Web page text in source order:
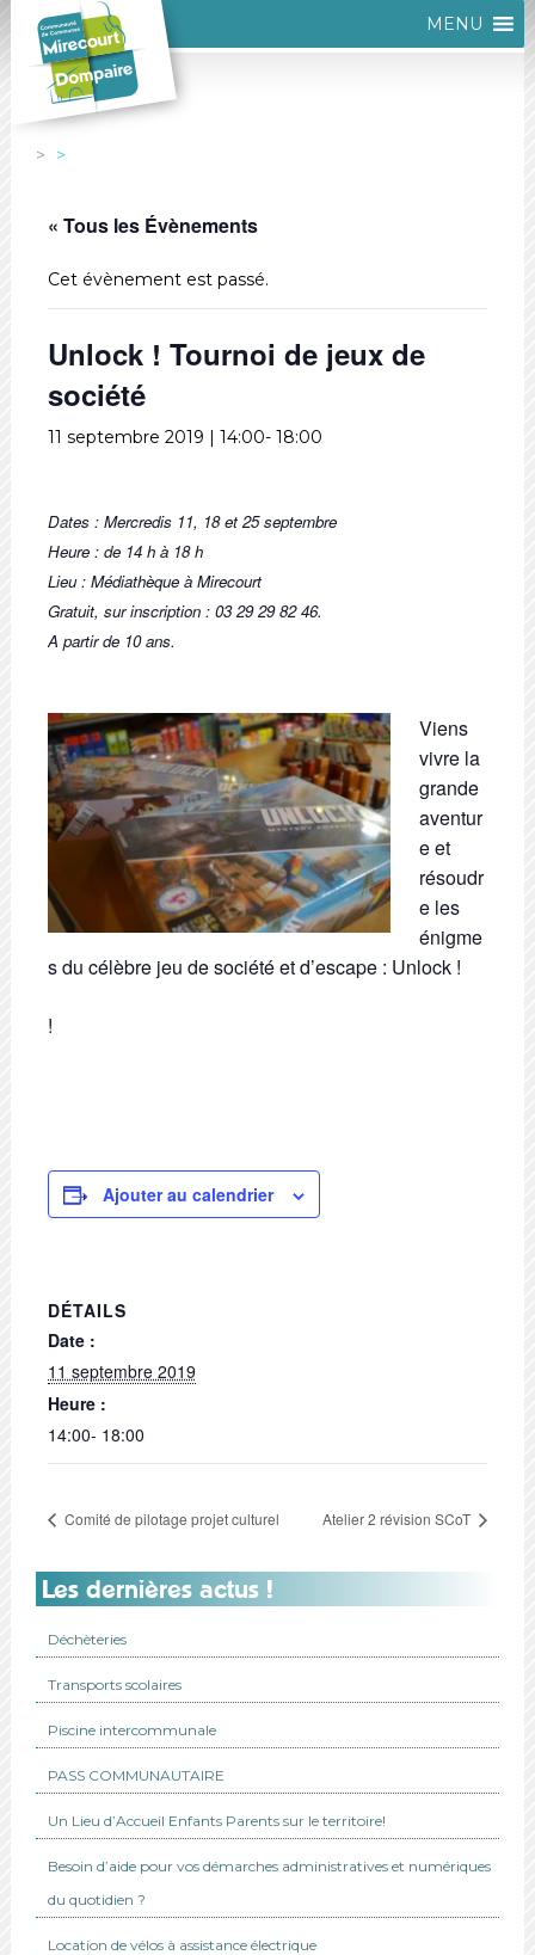
MENU
« Tous les Évènements
Cet évènement est passé.
Unlock ! Tournoi de jeux de
société
11 septembre 2019 | 14:00- 18:00
Dates : Mercredis 11, 18 et 25 septembre
Heure : de 14 h à 18 h
Lieu : Médiathèque à Mirecourt
Gratuit, sur inscription : 03 29 29 82 46.
A partir de 10 ans.
Viens
vivre la
grande
aventur
e et
résoudr
e les
énigme
s du célèbre jeu de société et d’escape : Unlock !
!
Ajouter au calendrier
DÉTAILS
Date :
11 septembre 2019
Heure :
14:00- 18:00
Comité de pilotage projet culturel Atelier 2 révision SCoT
Les dernières actus !
Déchèteries
Transports scolaires
Piscine intercommunale
PASS COMMUNAUTAIRE
Un Lieu d’Accueil Enfants Parents sur le territoire!
Besoin d’aide pour vos démarches administratives et numériques
du quotidien ?
Location de vélos à assistance électrique